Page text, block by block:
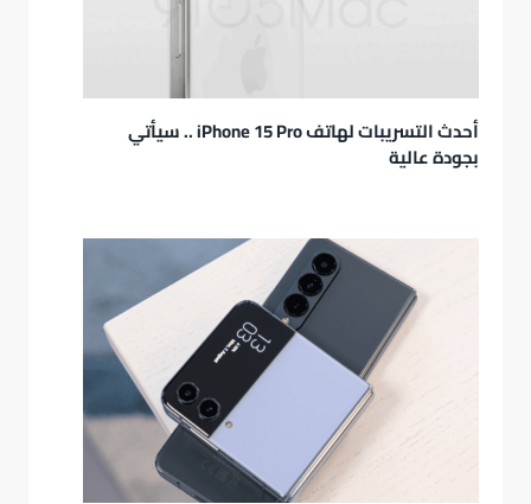
أحدث التسريبات لهاتف iPhone 15 Pro .. سيأتي
بجودة عالية